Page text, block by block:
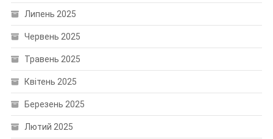
Липень 2025
Червень 2025
Травень 2025
Квітень 2025
Березень 2025
Лютий 2025